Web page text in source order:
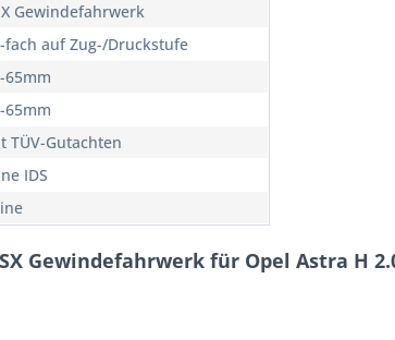
Gewindefahrwerk
fach auf Zug-/Druckstufe
65mm
65mm
TÜV-Gutachten
IDS
Gewindefahrwerk für Opel Astra H